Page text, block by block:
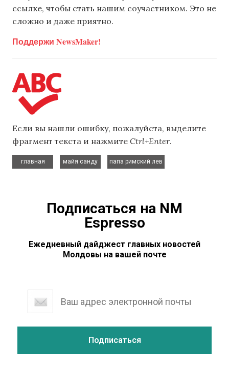
ссылке, чтобы стать нашим соучастником. Это не
сложно и даже приятно.
Поддержи NewsMaker!
Если вы нашли ошибку, пожалуйста, выделите
фрагмент текста и нажмите Ctrl+Enter.
главная
майя санду
папа римский лев
Подписаться на NM
Espresso
Ежедневный дайджест главных новостей
Молдовы на вашей почте